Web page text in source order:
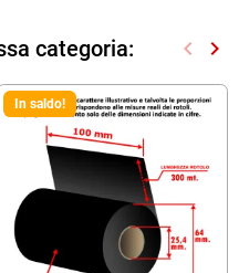
categoria: keyboard_arrow_left keyboard_arrow_right
In saldo!